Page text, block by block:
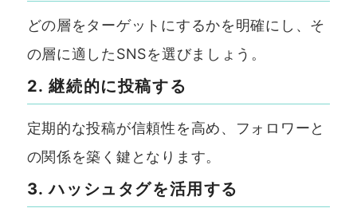
どの層をターゲットにするかを明確にし、そ
の層に適したSNSを選びましょう。
2. 継続的に投稿する
定期的な投稿が信頼性を高め、フォロワーと
の関係を築く鍵となります。
3. ハッシュタグを活用する